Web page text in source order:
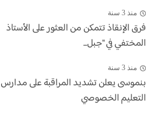
منذ 3 سنة
فرق الإنقاذ تتمكن من العثور على الأستاذ
المختفي في "جبل...
منذ 3 سنة
بنموسى يعلن تشديد المراقبة على مدارس
التعليم الخصوصي